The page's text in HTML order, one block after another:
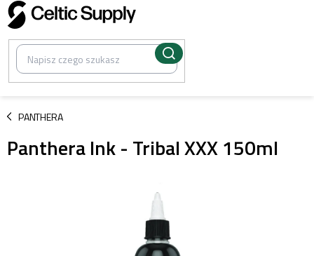
Przejść
do
treści
PANTHERA
/
Panthera Ink - Tribal XXX 150ml